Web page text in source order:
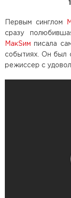
Первым синглом
сразу
МакSим писала
событиях. Он был
режиссер с